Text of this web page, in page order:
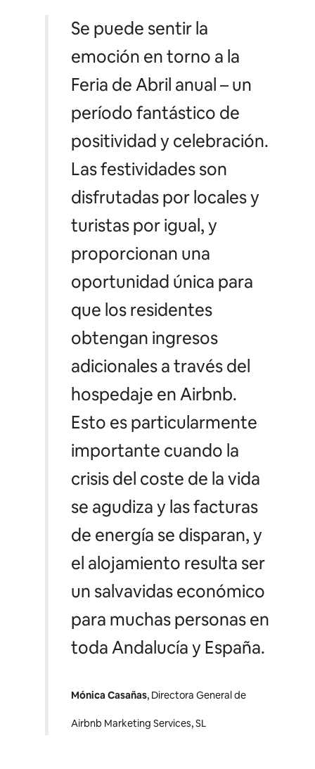
Se puede sentir la
emoción en torno a la
Feria de Abril anual – un
período fantástico de
positividad y celebración.
Las festividades son
disfrutadas por locales y
turistas por igual, y
proporcionan una
oportunidad única para
que los residentes
obtengan ingresos
adicionales a través del
hospedaje en Airbnb.
Esto es particularmente
importante cuando la
crisis del coste de la vida
se agudiza y las facturas
de energía se disparan, y
el alojamiento resulta ser
un salvavidas económico
para muchas personas en
toda Andalucía y España.
Mónica Casañas, Directora General de
Airbnb Marketing Services, SL